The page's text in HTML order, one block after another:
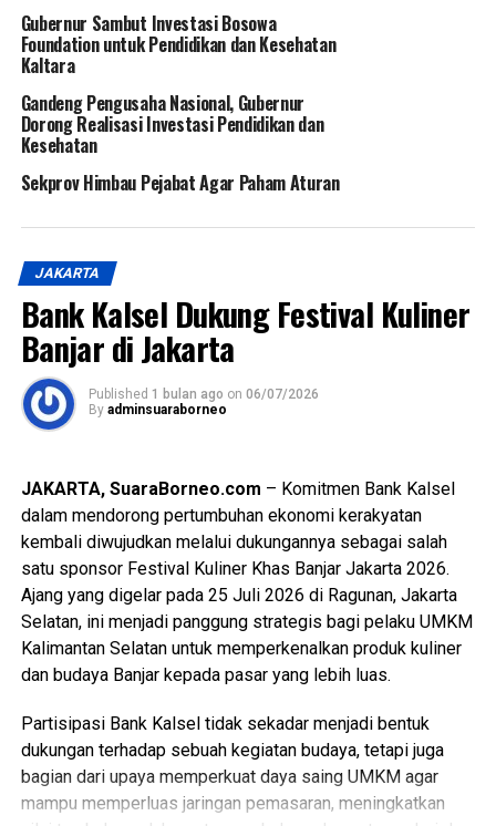
Gubernur Sambut Investasi Bosowa
Foundation untuk Pendidikan dan Kesehatan
Kaltara
Gandeng Pengusaha Nasional, Gubernur
Dorong Realisasi Investasi Pendidikan dan
Kesehatan
Sekprov Himbau Pejabat Agar Paham Aturan
JAKARTA
Bank Kalsel Dukung Festival Kuliner
Banjar di Jakarta
Published 1 bulan ago on 06/07/2026
By adminsuaraborneo
JAKARTA, SuaraBorneo.com – Komitmen Bank Kalsel
dalam mendorong pertumbuhan ekonomi kerakyatan
kembali diwujudkan melalui dukungannya sebagai salah
satu sponsor Festival Kuliner Khas Banjar Jakarta 2026.
Ajang yang digelar pada 25 Juli 2026 di Ragunan, Jakarta
Selatan, ini menjadi panggung strategis bagi pelaku UMKM
Kalimantan Selatan untuk memperkenalkan produk kuliner
dan budaya Banjar kepada pasar yang lebih luas.
Partisipasi Bank Kalsel tidak sekadar menjadi bentuk
dukungan terhadap sebuah kegiatan budaya, tetapi juga
bagian dari upaya memperkuat daya saing UMKM agar
mampu memperluas jaringan pemasaran, meningkatkan